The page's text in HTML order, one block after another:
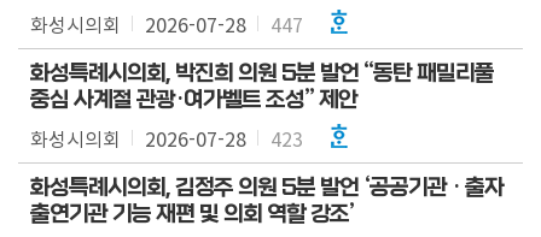
화성시의회 2026-07-28 447
화성특례시의회, 박진희 의원 5분 발언 “동탄 패밀리풀
중심 사계절 관광·여가벨트 조성” 제안
화성시의회 2026-07-28 423
화성특례시의회, 김정주 의원 5분 발언 ‘공공기관 · 출자
출연기관 기능 재편 및 의회 역할 강조’